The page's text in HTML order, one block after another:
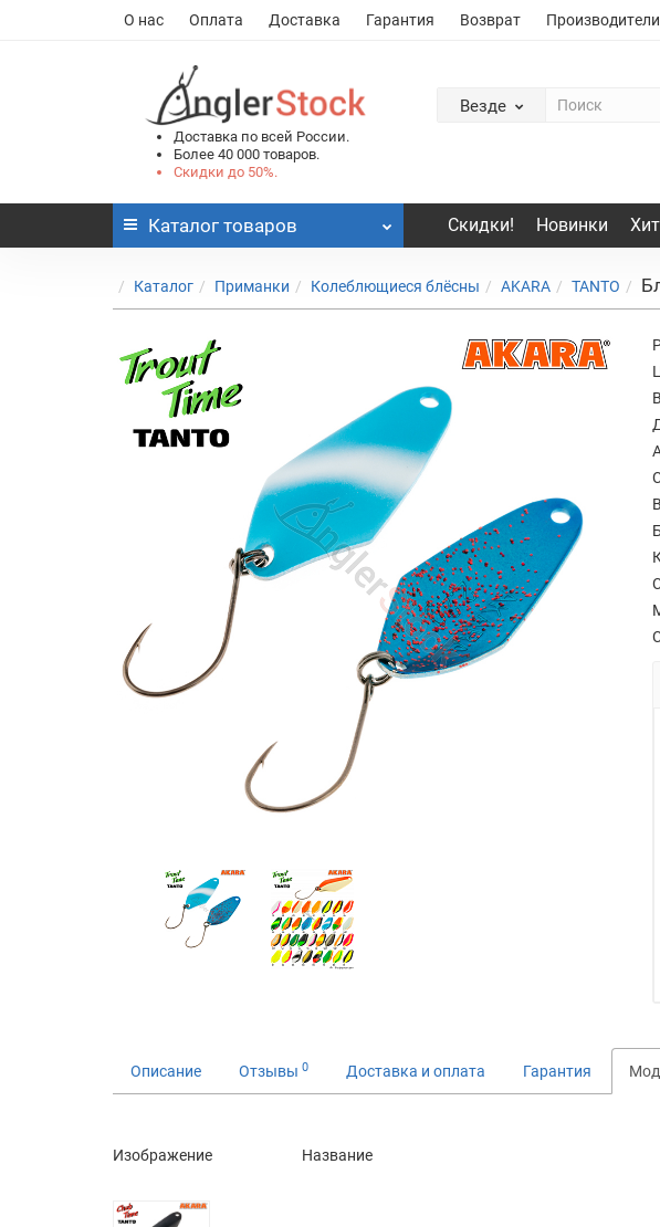
О нас Оплата Доставка Гарантия Возврат Производители
Доставка по всей России.
Более 40 000 товаров.
Скидки до 50%.
Везде
Каталог товаров Скидки! Новинки
Каталог Приманки Колеблющиеся блёсны AKARA TANTO
Описание Отзывы 0 Доставка и оплата Гарантия
Изображение Название